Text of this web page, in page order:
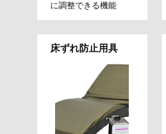
に調整できる機能
床ずれ防止用具